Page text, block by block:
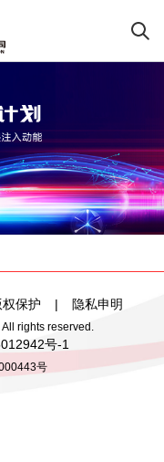
权保护 | 隐私申明
rights reserved.
号-1
号